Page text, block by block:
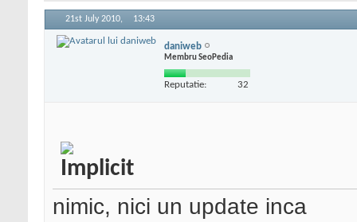
21st July 2010, 13:43
daniweb
Membru SeoPedia
Reputatie: 32
nimic, nici un update inca